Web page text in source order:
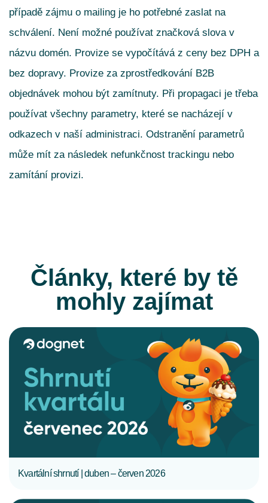
případě zájmu o mailing je ho potřebné zaslat na
schválení. Není možné používat značková slova v
názvu domén. Provize se vypočítává z ceny bez DPH a
bez dopravy. Provize za zprostředkování B2B
objednávek mohou být zamítnuty. Při propagaci je třeba
používat všechny parametry, které se nacházejí v
odkazech v naší administraci. Odstranění parametrů
může mít za následek nefunkčnost trackingu nebo
zamítání provizi.
Články, které by tě
mohly zajímat
Kvartální shrnutí | duben – červen 2026